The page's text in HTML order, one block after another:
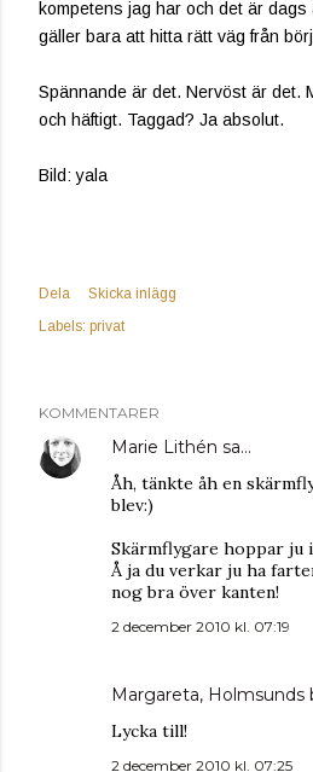
kompetens jag har och det är dags
gäller bara att hitta rätt väg från
Spännande är det. Nervöst är det.
och häftigt. Taggad? Ja absolut.
Bild: yala
Dela
Skicka inlägg
Labels: privat
KOMMENTARER
Marie Lithén sa…
Åh, tänkte åh en
blev:)
Skärmflygare hoppar ju
Å ja du verkar ju ha
nog bra över kanten!
2 december 2010 kl. 07:19
Margareta,
Lycka till!
2 december 2010 kl. 07:25